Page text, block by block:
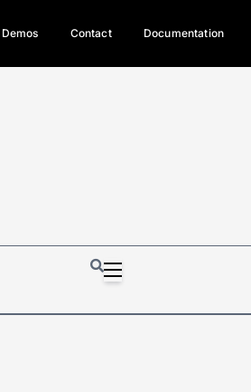
式成第17個原住民族、立院電競
光電場回
Demos Contact Documentation